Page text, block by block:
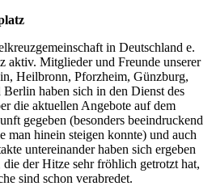
in Deutschland e.
aktiv. Mitglieder und Freunde unserer
Heilbronn, Pforzheim, Günzburg,
Berlin haben sich in den Dienst des
die aktuellen Angebote auf dem
gegeben (besonders beeindruckend
man hinein steigen konnte) und auch
untereinander haben sich ergeben
der Hitze sehr fröhlich getrotzt hat,
sind schon verabredet.